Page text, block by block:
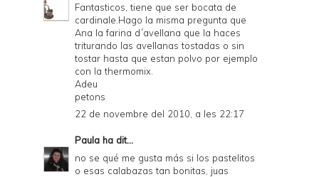
Fantasticos, tiene que ser bocata de
cardinale.Hago la misma pregunta que
Ana la farina d´avellana que la haces
triturando las avellanas tostadas o sin
tostar hasta que estan polvo por ejemplo
con la thermomix.
Adeu
petons
22 de novembre del 2010, a les 22:17
Paula ha dit...
no se qué me gusta más si los pastelitos
o esas calabazas tan bonitas, juas